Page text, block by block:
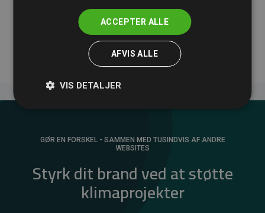
medlemmernes websites estimerede CO₂-
GØR EN FORSKEL - SAMMEN MED TUSINDVIS AF ANDRE
WEBSITES
Styrk dit brand ved at støtte
klimaprojekter
ACCEPTER ALLE
AFVIS ALLE
VIS DETALJER